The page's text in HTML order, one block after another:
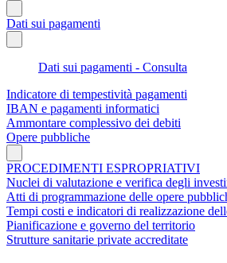
Dati sui pagamenti
Dati sui pagamenti - Consulta
Indicatore di tempestività pagamenti
IBAN e pagamenti informatici
Ammontare complessivo dei debiti
Opere pubbliche
PROCEDIMENTI ESPROPRIATIVI
Nuclei di valutazione e verifica degli
Atti di programmazione delle opere
Tempi costi e indicatori di realizzazione
Pianificazione e governo del territorio
Strutture sanitarie private accreditate